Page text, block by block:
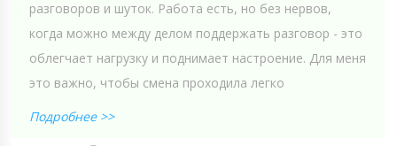
разговоров и шуток. Работа есть, но без нервов,
когда можно между делом поддержать разговор - это
облегчает нагрузку и поднимает настроение. Для меня
это важно, чтобы смена проходила легко
Подробнее >>